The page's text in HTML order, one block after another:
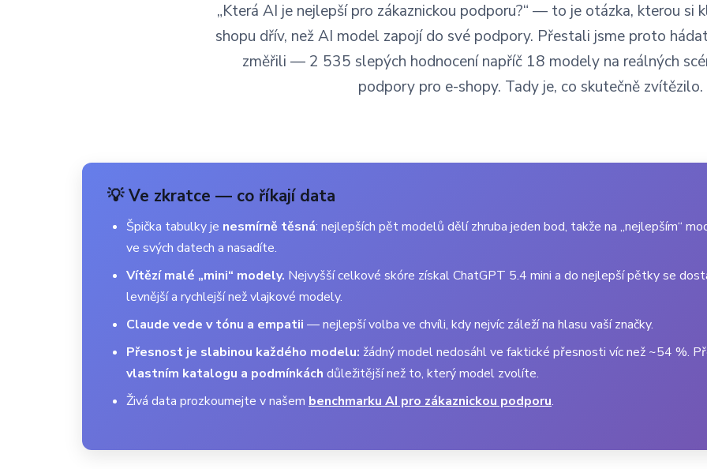
„Která AI je nejlepší pro zákaznickou podporu?“ — to je otázka, kterou si
shopu dřív, než AI model zapojí do své podpory. Přestali jsme proto
změřili — 2 535 slepých hodnocení napříč 18 modely na reálných
podpory pro e-shopy. Tady je, co skutečně zvítězilo.
💡 Ve zkratce — co říkají data
Špička tabulky je nesmírně těsná: nejlepších pět modelů dělí zhruba jeden bod, takže na „nejlepším“
ve svých datech a nasadíte.
Vítězí malé „mini“ modely. Nejvyšší celkové skóre získal ChatGPT 5.4 mini a do nejlepší pětky se
levnější a rychlejší než vlajkové modely.
Claude vede v tónu a empatii — nejlepší volba ve chvíli, kdy nejvíc záleží na hlasu vaší značky.
Přesnost je slabinou každého modelu: žádný model nedosáhl ve faktické přesnosti víc než ~54 %.
vlastním katalogu a podmínkách důležitější než to, který model zvolíte.
Živá data prozkoumejte v našem benchmarku AI pro zákaznickou podporu.